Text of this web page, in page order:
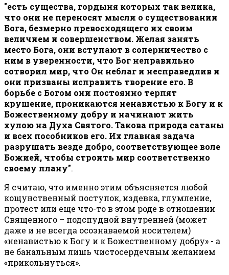
"есть существа, гордыня которых так велика,
что они не переносят мысли о существовании
Бога, безмерно превосходящего их своим
величием и совершенством. Желая занять
место Бога, они вступают в соперничество с
ним в уверенности, что Бог неправильно
сотворил мир, что Он неблаг и несправедлив и
они призваны исправить творение его. В
борьбе с Богом они постоянно терпят
крушение, проникаются ненавистью к Богу и к
Божественному добру и начинают жить
хулою на Духа Святого. Такова природа сатаны
и всех пособников его. Их главная задача
разрушать везде добро, соответствующее воле
Божией, чтобы строить мир соответственно
своему плану".
Я считаю, что именно этим объясняется любой
кощунственный поступок, издевка, глумление,
протест или еще что-то в этом роде в отношении
Священного – подспудной внутренней (может
даже и не всегда осознаваемой носителем)
«ненавистью к Богу и к Божественному добру» - а
не банальным лишь чистосердечным желанием
«прикольнуться».